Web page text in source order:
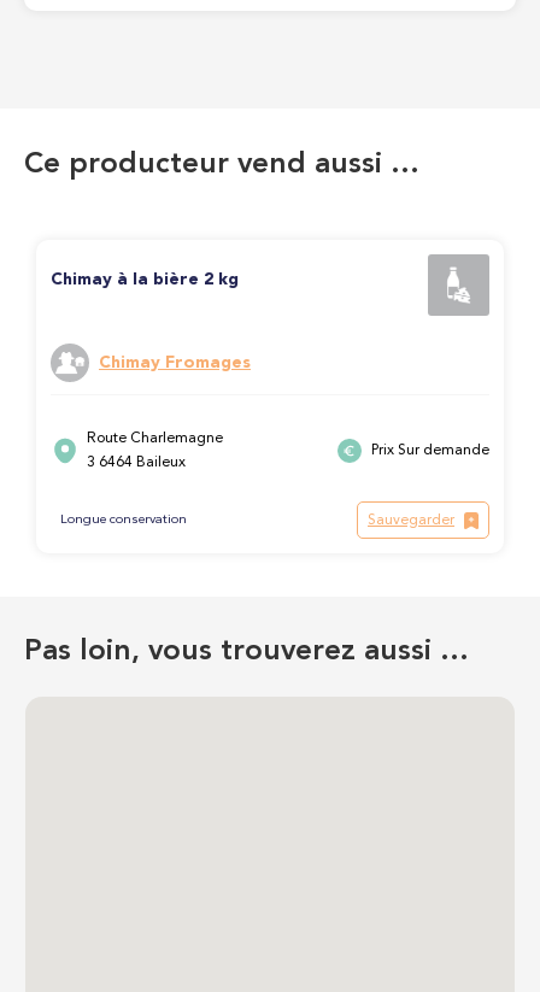
Ce producteur vend aussi …
Chimay à la bière 2 kg
Chimay Fromages
Route Charlemagne
3 6464 Baileux
Prix Sur demande
Longue conservation Sauvegarder
Pas loin, vous trouverez aussi …